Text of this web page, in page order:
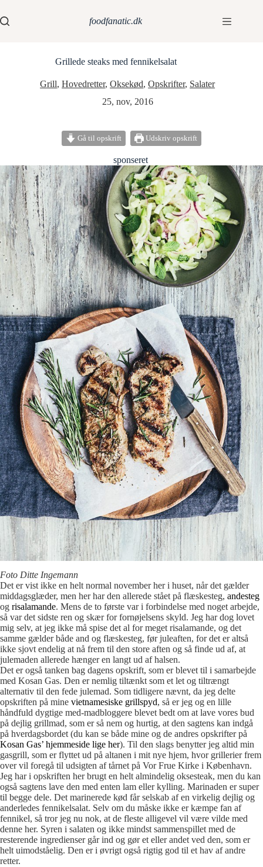
foodfanatic.dk
Grillede steaks med fennikelsalat
Grill,Hovedretter,Oksekød,Opskrifter, Salater
25, nov, 2016
Gå til opskrift Udskriv opskrift
sponseret
Foto Ditte Ingemann
Det er vist ikke en helt normal november her i huset, når det gælder
middagsglæder, men her har den allerede stået på flæskesteg, andesteg
og risalamande. Mens de to første var i forbindelse med noget arbejde,
så var det sidste ren og skær for fornøjelsens skyld. Jeg har dog lovet
mig selv, at jeg ikke må spise det al for meget risalamande, og det
samme gælder både and og flæskesteg, før juleaften, for det er altså
ikke sjovt endelig at nå frem til den store aften og så finde ud af, at
julemaden allerede hænger en langt ud af halsen.
Det er også tanken bag dagens opskrift, som er blevet til i samarbejde
med Kosan Gas. Den er nemlig tiltænkt som et let og tiltrængt
alternativ til den fede julemad. Som tidligere nævnt, da jeg delte
opskriften på mine vietnamesiske grillspyd, så er jeg og en lille
håndfuld dygtige med-madbloggere blevet bedt om at lave vores bud
på dejlig grillmad, som er så nem og hurtig, at den sagtens kan indgå
på hverdagsbordet (du kan se både mine og de andres opskrifter på
Kosan Gas’ hjemmeside lige her). Til den slags benytter jeg altid min
gasgrill, som er flyttet ud på altanen i mit nye hjem, hvor grillerier frem
over vil foregå til udsigten af tårnet på Vor Frue Kirke i København.
Jeg har i opskriften her brugt en helt almindelig oksesteak, men du kan
også sagtens lave den med enten lam eller kylling. Marinaden er super
til begge dele. Det marinerede kød får selskab af en virkelig dejlig og
anderledes fennikelsalat. Selv om du måske ikke er kæmpe fan af
fennikel, så tror jeg nu nok, at de fleste alligevel vil være vilde med
denne her. Syren i salaten og ikke mindst sammenspillet med de
resterende ingredienser går ind og gør et eller andet ved den, som er
helt uimodståelig. Den er i øvrigt også rigtig god til et hav af andre
retter.